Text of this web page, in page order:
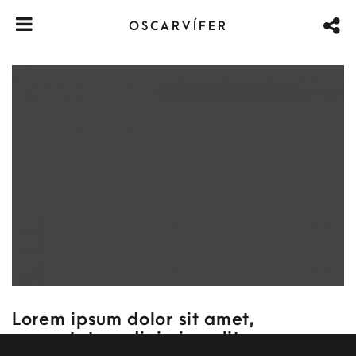
OSCARVÍFER
Lorem ipsum dolor sit amet,
consectetur adipiscing elit.